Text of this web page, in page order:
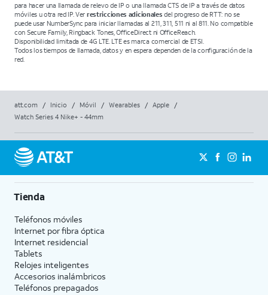
para hacer una llamada de relevo de IP o una llamada CTS de IP a través de datos
móviles u otra red IP. Ver restricciones adicionalesdel progreso de RTT: no se
puede usar NumberSync para iniciar llamadas al 211, 311, 511 ni al 811. No compatible
con Secure Family, Ringback Tones, OfficeDirect ni OfficeReach.
Disponibilidad limitada de 4G LTE. LTE es marca comercial de ETSI.
Todos los tiempos de llamada, datos y en espera dependen de la configuración de la
red.
att.com / Inicio / Móvil / Wearables / Apple
/
Watch Series 4 Nike+ - 44mm
Tienda
Teléfonos móviles
Internet por fibra óptica
Internet residencial
Tablets
Relojes inteligentes
Accesorios inalámbricos
Teléfonos prepagados